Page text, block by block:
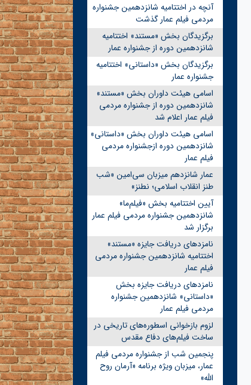
آنچه در اختتامیه شانزدهمین جشنواره
مردمی فیلم عمار گذشت
برگزیدگان بخش «مستند» اختتامیه
شانزدهمین دوره از جشنواره عمار
برگزیدگان بخش «داستانی» اختتامیه
جشنواره عمار
اسامی هیئت داوران بخش «مستند»
شانزدهمین دوره از جشنواره مردمی
فیلم عمار اعلام شد
اسامی هیئت داوران بخش «داستانی»
شانزدهمین دوره ازجشنواره مردمی
فیلم عمار
عمار شانزدهم میزبان سی‌امین «شب
طنز انقلاب اسلامی؛ نطنز»
آیین اختتامیه بخش «فیلم‌ما»
شانزدهمین جشنواره مردمی فیلم عمار
برگزار شد
نامزدهای دریافت جایزه «مستند»
اختتامیه شانزدهمین جشنواره مردمی
فیلم عمار
نامزدهای دریافت جایزه بخش
«داستانی» شانزدهمین جشنواره
مردمی فیلم عمار
لزوم بازخوانی اسطوره‌های تاریخی در
ساخت فیلم‌های دفاع مقدس
پنجمین شب از جشنواره مردمی فیلم
عمار، میزبان ویژه برنامه «آرمان روح
الله»